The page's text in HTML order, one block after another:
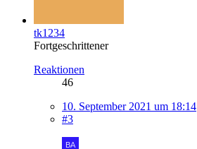
tk1234
Fortgeschrittener
Reaktionen
46
10. September 2021 um 18:14
#3